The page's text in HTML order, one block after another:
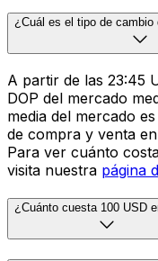
¿Cuál es el tipo de cambio
A partir de las 23:45
DOP del mercado
media del mercado
de compra y venta
Para ver cuánto
visita nuestra página
¿Cuánto cuesta 100 USD